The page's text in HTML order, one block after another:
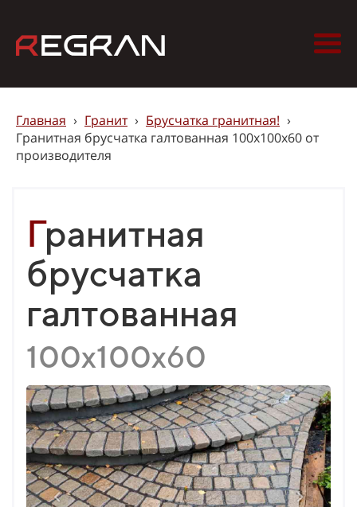
Главная › Гранит › Брусчатка гранитная! ›
Гранитная брусчатка галтованная 100х100х60 от
производителя
Гранитная
брусчатка
галтованная
100х100х60